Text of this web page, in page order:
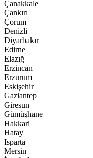
Çanakkale
Çankırı
Çorum
Denizli
Diyarbakır
Edirne
Elazığ
Erzincan
Erzurum
Eskişehir
Gaziantep
Giresun
Gümüşhane
Hakkari
Hatay
Isparta
Mersin